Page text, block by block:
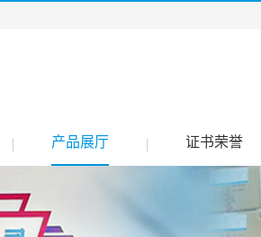
产品展厅 证书荣誉